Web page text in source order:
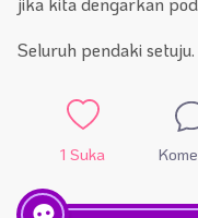
Seluruh pendaki setuju.
1 Suka